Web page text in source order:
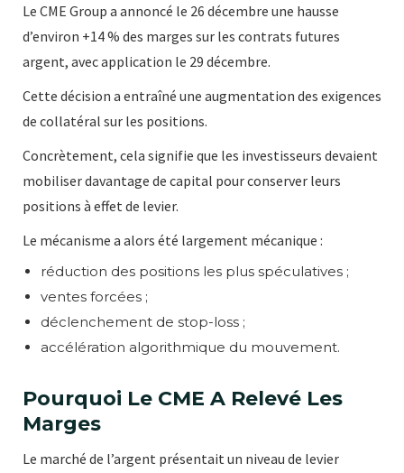
Le CME Group a annoncé le 26 décembre une hausse
d’environ +14 % des marges sur les contrats futures
argent, avec application le 29 décembre.
Cette décision a entraîné une augmentation des exigences
de collatéral sur les positions.
Concrètement, cela signifie que les investisseurs devaient
mobiliser davantage de capital pour conserver leurs
positions à effet de levier.
Le mécanisme a alors été largement mécanique :
réduction des positions les plus spéculatives ;
ventes forcées ;
déclenchement de stop-loss ;
accélération algorithmique du mouvement.
Pourquoi Le CME A Relevé Les
Marges
Le marché de l’argent présentait un niveau de levier